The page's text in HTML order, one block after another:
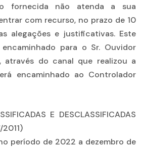
fornecida não atenda a sua
com recurso, no prazo de 10
alegações e justificativas. Este
para o Sr. Ouvidor
através do canal que realizou a
encaminhado ao Controlador
E DESCLASSIFICADAS
período de 2022 a dezembro de